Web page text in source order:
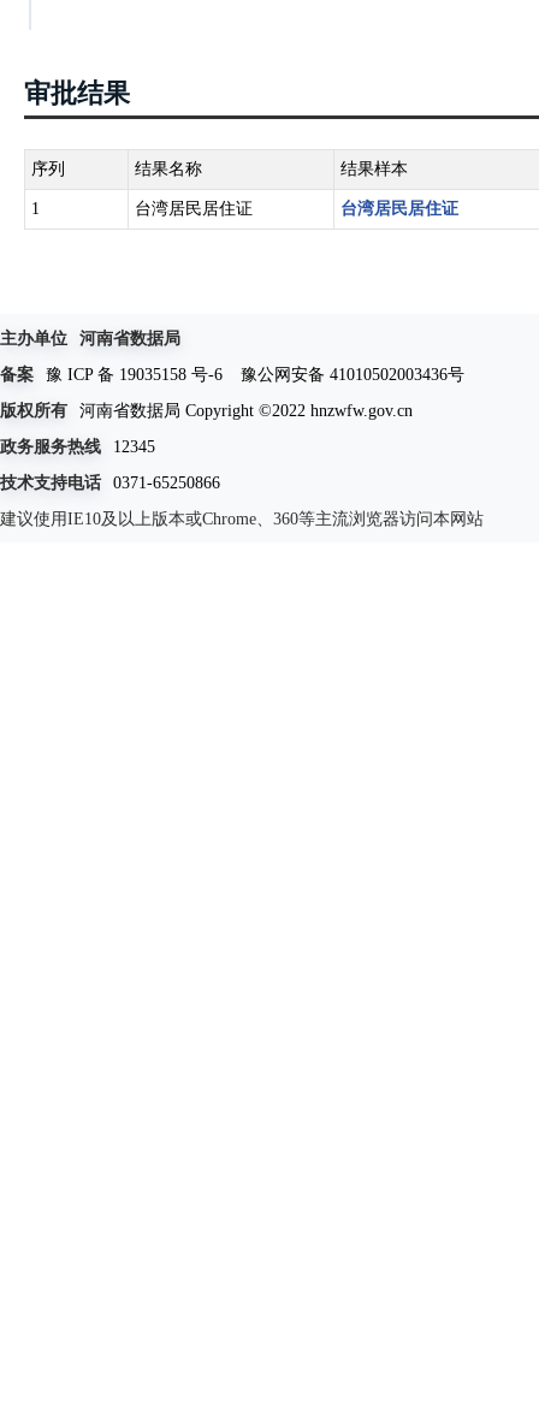
审批结果
序列 结果名称 结果样本
1 台湾居民居住证 台湾居民居住证
主办单位
河南省数据局
备案
豫 ICP 备 19035158 号-6
豫公网安备 41010502003436号
版权所有
河南省数据局 Copyright ©2022 hnzwfw.gov.cn
政务服务热线
12345
技术支持电话
0371-65250866
建议使用IE10及以上版本或Chrome、360等主流浏览器访问本网站